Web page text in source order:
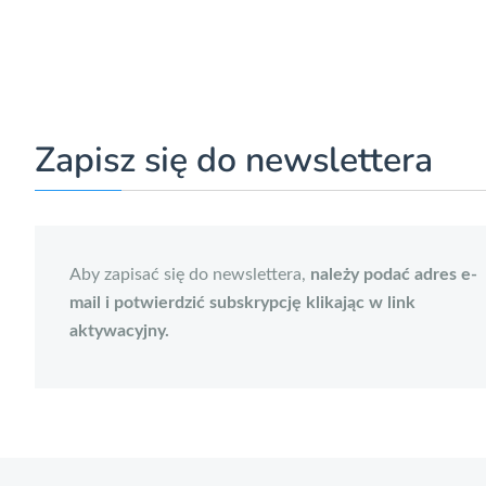
Zapisz się do newslettera
Aby zapisać się do newslettera, należy podać adres e-
mail i potwierdzić subskrypcję klikając w link
aktywacyjny.